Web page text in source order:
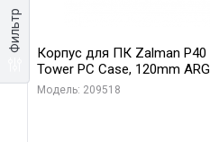
Фильтр
Корпус для ПК Zalman P40
Tower PC Case, 120mm
Модель: 209518